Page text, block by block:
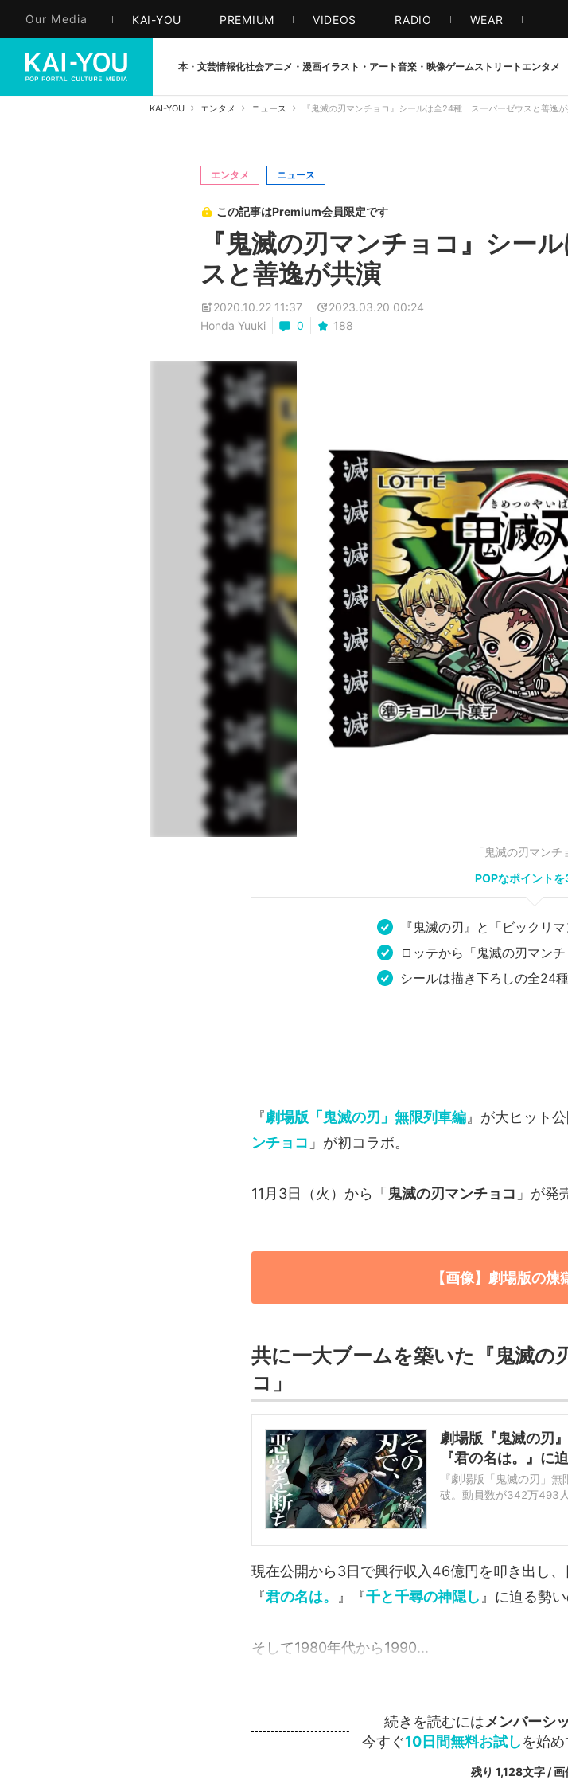
Our Media KAI-YOU PREMIUM VIDEOS RADIO WEAR
本・文芸情報化社会アニメ・漫画イラスト・アート音楽・映像ゲームストリート エンタメ
KAI-YOU エンタメ ニュース 『鬼滅の刃マンチョコ』シールは全24種 スーパーゼウスと善逸
エンタメ ニュース
この記事はPremium会員限定です
『鬼滅の刃マンチョコ』シー
スと善逸が共演
2020.10.22 11:37
2023.03.20 00:24
Honda Yuuki
0 188
「鬼滅の刃マンチ
POPなポイント
『鬼滅の刃』と「ビックリ
ロッテから「鬼滅の刃マン
シールは描き下ろしの全24
『劇場版「鬼滅の刃」無限列車編 』が大ヒット
ンチョコ 」が初コラボ。
11月3日（火）から「 鬼滅の刃マンチョコ 」が発
【画像】劇場版の煉󠄁
共に一大ブームを築いた『鬼滅の
コ」
劇場版『鬼滅の刃
『君の名は。』に
『劇場版「鬼滅の刃」
破。動員数が342万493
これは公開初日10月16
なり、日別の値は以下の
『劇場版「鬼滅の刃」無
10月16日（金） 動員数
現在公開から3日で興行収入46億円を叩き出し
『君の名は。 』『千と千尋の神隠し 』に迫る勢
そして1980年代から1990...
続きを読むにはメンバーシ
今すぐ10日間無料お試しを始
残り 1,128文字 / 画